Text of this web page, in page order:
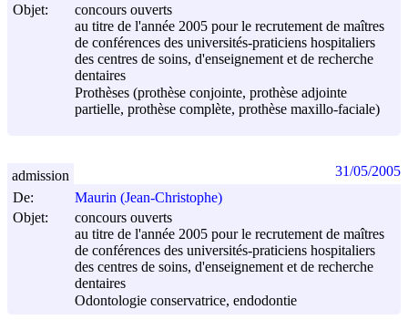
Objet:
concours ouverts
au titre de l'année 2005 pour le recrutement de maîtres
de conférences des universités-praticiens hospitaliers
des centres de soins, d'enseignement et de recherche
dentaires
Prothèses (prothèse conjointe, prothèse adjointe
partielle, prothèse complète, prothèse maxillo-faciale)
De:
Maurin (Jean-Christophe)
Objet:
concours ouverts
au titre de l'année 2005 pour le recrutement de maîtres
de conférences des universités-praticiens hospitaliers
des centres de soins, d'enseignement et de recherche
dentaires
Odontologie conservatrice, endodontie
admission 31/05/2005